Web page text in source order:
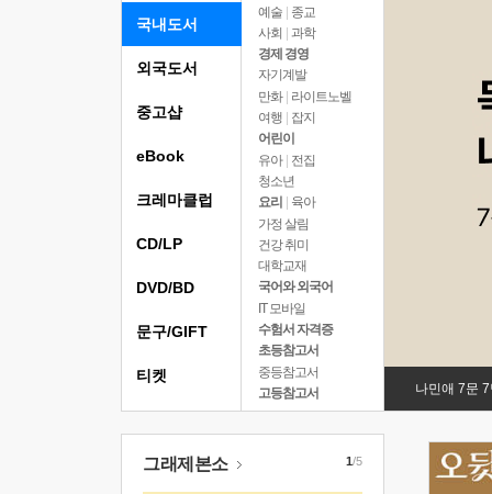
국내도서
예술 | 종교
사회 | 과학
경제 경영
자기계발
만화 | 라이트노벨
여행
잡지
어린이
유아 | 전집
청소년
요리
육아
가정 살림
건강 취미
대학교재
국어와 외국어
IT 모바일
수험서 자격증
초등참고서
중등참고서
고등참고서
나민애 7문
외국도서
중고샵
eBook
크레마클럽
CD/LP
DVD/BD
문구/GIFT
티켓
그래제본소 1/5